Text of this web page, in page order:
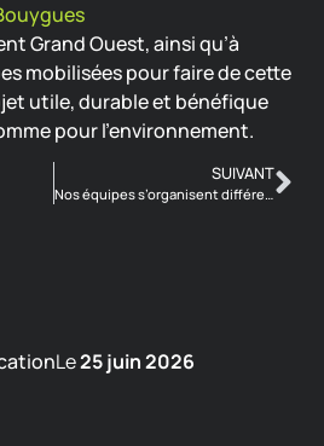
Grand Ouest, ainsi qu’à
mobilisées pour faire de cette
utile, durable et bénéfique
pour l’environnement.
SUIVANT
Nos équipes s’organisent différemment pour mieux vous servir
Le25 juin 2026